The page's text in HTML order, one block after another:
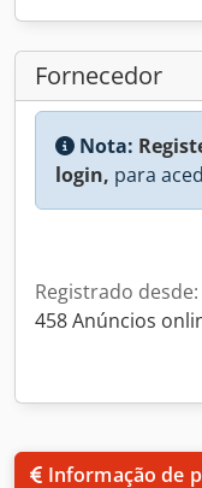
Fornecedor
Nota:
login, para
Registrado
458 Anúncios
Informação de